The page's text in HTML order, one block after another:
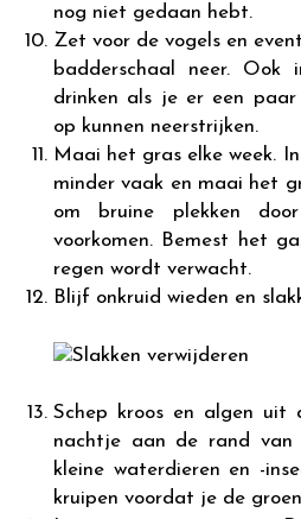
nog niet gedaan hebt.
Zet voor de vogels en
badderschaal neer. Ook
drinken als je er een
op kunnen neerstrijken.
Maai het gras elke week.
minder vaak en maai het
om bruine plekken
voorkomen. Bemest het
regen wordt verwacht.
Blijf onkruid wieden en
Schep kroos en algen uit
nachtje aan de rand van
kleine waterdieren en -
kruipen voordat je de